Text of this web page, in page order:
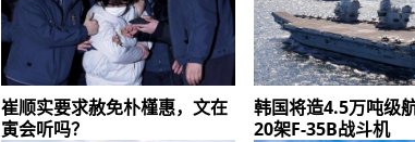
崔顺实要求赦免朴槿惠，文在
寅会听吗？
韩国将造4.5万吨级
20架F-35B战斗机